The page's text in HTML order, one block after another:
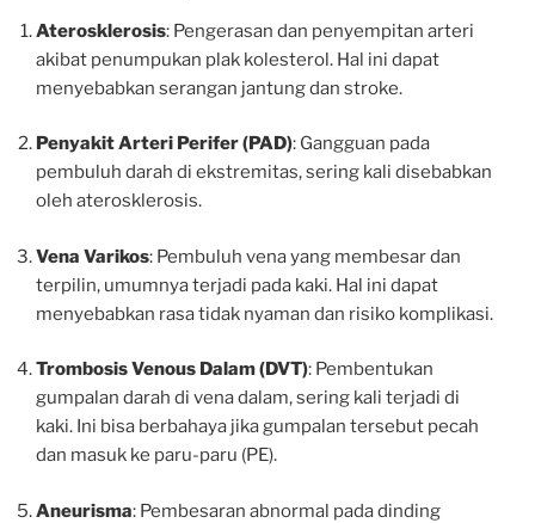
Aterosklerosis: Pengerasan dan penyempitan arteri
akibat penumpukan plak kolesterol. Hal ini dapat
menyebabkan serangan jantung dan stroke.
Penyakit Arteri Perifer (PAD): Gangguan pada
pembuluh darah di ekstremitas, sering kali disebabkan
oleh aterosklerosis.
Vena Varikos: Pembuluh vena yang membesar dan
terpilin, umumnya terjadi pada kaki. Hal ini dapat
menyebabkan rasa tidak nyaman dan risiko komplikasi.
Trombosis Venous Dalam (DVT): Pembentukan
gumpalan darah di vena dalam, sering kali terjadi di
kaki. Ini bisa berbahaya jika gumpalan tersebut pecah
dan masuk ke paru-paru (PE).
Aneurisma: Pembesaran abnormal pada dinding